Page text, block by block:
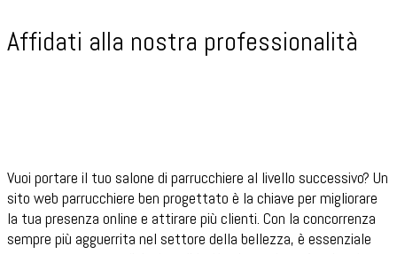
Affidati alla nostra professionalità
Vuoi portare il tuo salone di parrucchiere al livello successivo? Un
sito web parrucchiere ben progettato è la chiave per migliorare
la tua presenza online e attirare più clienti. Con la concorrenza
sempre più agguerrita nel settore della bellezza, è essenziale